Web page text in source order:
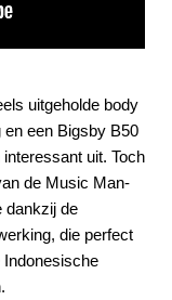
uitgeholde body
een Bigsby B50
uit. Toch
de Music Man-
dankzij de
die perfect
Indonesische